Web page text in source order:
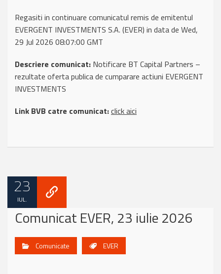
Regasiti in continuare comunicatul remis de emitentul
EVERGENT INVESTMENTS S.A. (EVER) in data de Wed,
29 Jul 2026 08:07:00 GMT
Descriere comunicat: Notificare BT Capital Partners –
rezultate oferta publica de cumparare actiuni EVERGENT
INVESTMENTS
Link BVB catre comunicat:click aici
23
IUL.
Comunicat EVER, 23 iulie 2026
Comunicate EVER